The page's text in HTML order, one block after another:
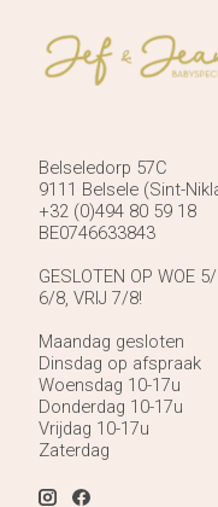
Belseledorp 57C
9111 Belsele (Sint-
+32 (0)494 80 59 18
BE0746633843
GESLOTEN OP WOE
6/8, VRIJ 7/8!
Maandag gesloten
Dinsdag op afspraak
Woensdag 10-17u
Donderdag 10-17u
Vrijdag 10-17u
Zaterdag